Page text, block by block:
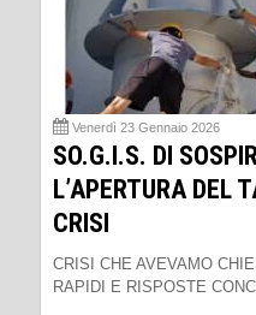
Venerdì 23 Gennaio 2026
SO.G.I.S. DI
L’APERTURA DEL
CRISI
CRISI CHE AVEVAMO
RAPIDI E RISPOSTE